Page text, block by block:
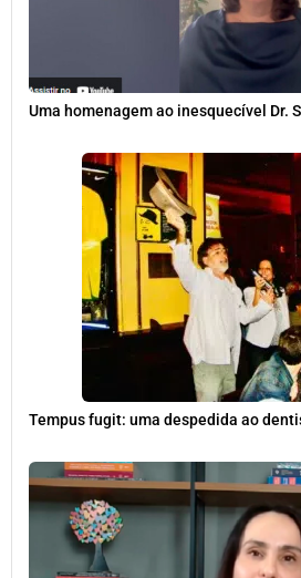
Uma homenagem ao inesquecível Dr.
Tempus fugit: uma despedida ao